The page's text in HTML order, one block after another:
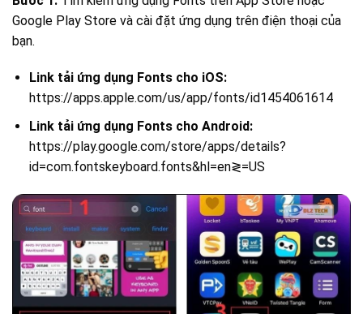
Google Play Store và cài đặt ứng dụng trên điện thoại của
bạn.
Link tải ứng dụng Fonts cho iOS:
https://apps.apple.com/us/app/fonts/id1454061614
Link tải ứng dụng Fonts cho Android:
https://play.google.com/store/apps/details?
id=com.fontskeyboard.fonts&hl=en≷=US